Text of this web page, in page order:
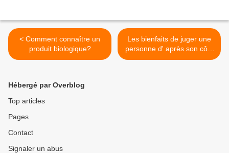
< Comment connaître un
produit biologique?
Les bienfaits de juger une
personne d' après son côté
positif. >
Hébergé par Overblog
Top articles
Pages
Contact
Signaler un abus